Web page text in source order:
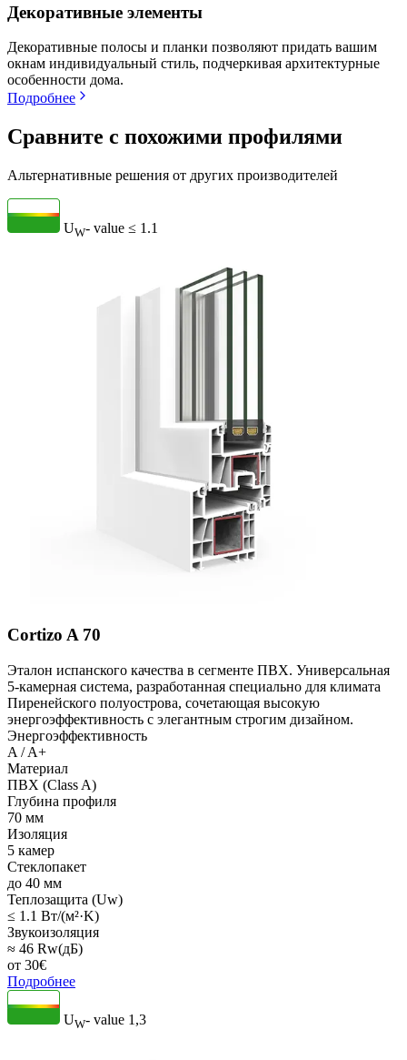
Декоративные элементы
Декоративные полосы и планки позволяют придать вашим
окнам индивидуальный стиль, подчеркивая архитектурные
особенности дома.
Подробнее
Сравните с похожими профилями
Альтернативные решения от других производителей
UW- value ≤ 1.1
Cortizo A 70
Эталон испанского качества в сегменте ПВХ. Универсальная
5-камерная система, разработанная специально для климата
Пиренейского полуострова, сочетающая высокую
энергоэффективность с элегантным строгим дизайном.
Энергоэффективность
A / A+
Материал
ПВХ (Class A)
Глубина профиля
70 мм
Изоляция
5 камер
Стеклопакет
до 40 мм
Теплозащита (Uw)
≤ 1.1 Вт/(м²·K)
Звукоизоляция
≈ 46 Rw(дБ)
от 30€
Подробнее
UW- value 1,3